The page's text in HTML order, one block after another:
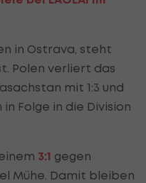
in Ostrava, steht
Polen verliert das
mit 1:3 und
Folge in die Division
3:1 gegen
Mühe. Damit bleiben